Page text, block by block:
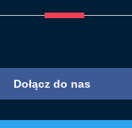
Dołącz do nas